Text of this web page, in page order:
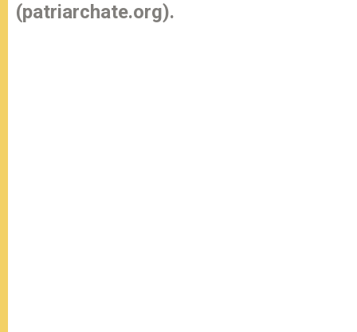
(patriarchate.org).